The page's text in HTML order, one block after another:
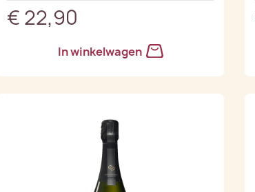
€ 22,90
In winkelwagen